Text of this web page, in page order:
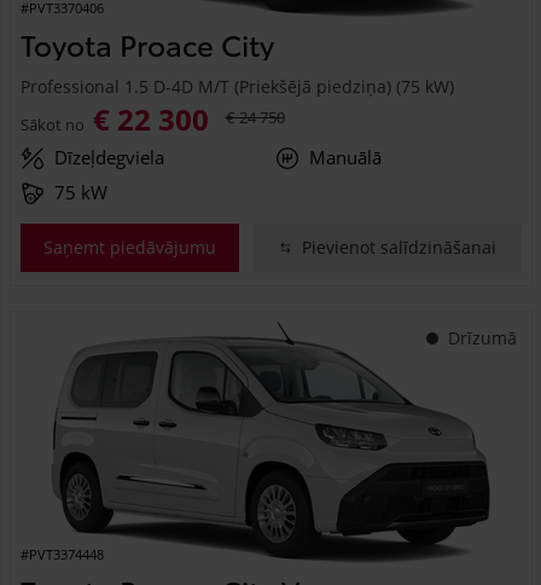
#PVT3370406
Toyota Proace City
Professional 1.5 D-4D M/T (Priekšējā piedziņa) (75 kW)
Sākot no € 22 300 € 24 750
Dīzeļdegviela
Manuālā
75 kW
Saņemt piedāvājumu Pievienot salīdzināšanai
Drīzumā
#PVT3374448